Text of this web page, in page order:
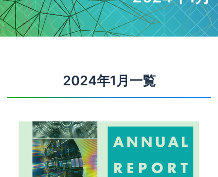
2024年1月一覧